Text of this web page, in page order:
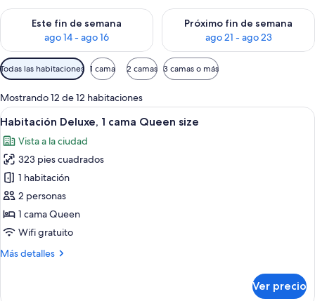
Este fin de semana
ago 14 - ago 16
Consulta la disponibilidad para este fin de semana ago 14 -
Próximo fin de semana
ago 21 - ago 23
Consulta la disponibilidad
Filtros
disponibles
para
las
habitaciones
Todas las habitaciones 1 cama 2 camas 3 camas o más
Mostrando 12 de 12 habitaciones
Abrir
todas
las
fotos
de
Habitación
Deluxe,
1
Queen
Un dormitorio con cama de madera,
9
Habitación Deluxe, 1 cama Queen size
Vista a la ciudad
323 pies cuadrados
1 habitación
2 personas
1 cama Queen
Wifi gratuito
Más detalles
Más
Ver precio